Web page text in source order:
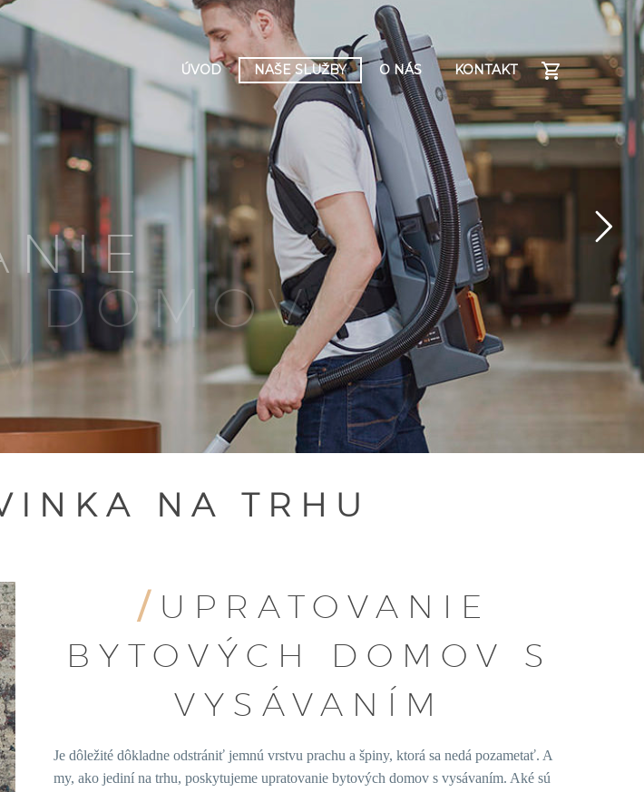
ÚVOD NAŠE SLUŽBY O NÁS KONTAKT
NIE
D O MOV S
NA TRHU
/ UPRATOVANIE
BYTOVÝCH DOMOV S
VYSÁVANÍM
Je dôležité dôkladne odstrániť jemnú vrstvu prachu a špiny, ktorá sa nedá pozametať. A
my, ako jediní na trhu, poskytujeme upratovanie bytových domov s vysávaním. Aké sú